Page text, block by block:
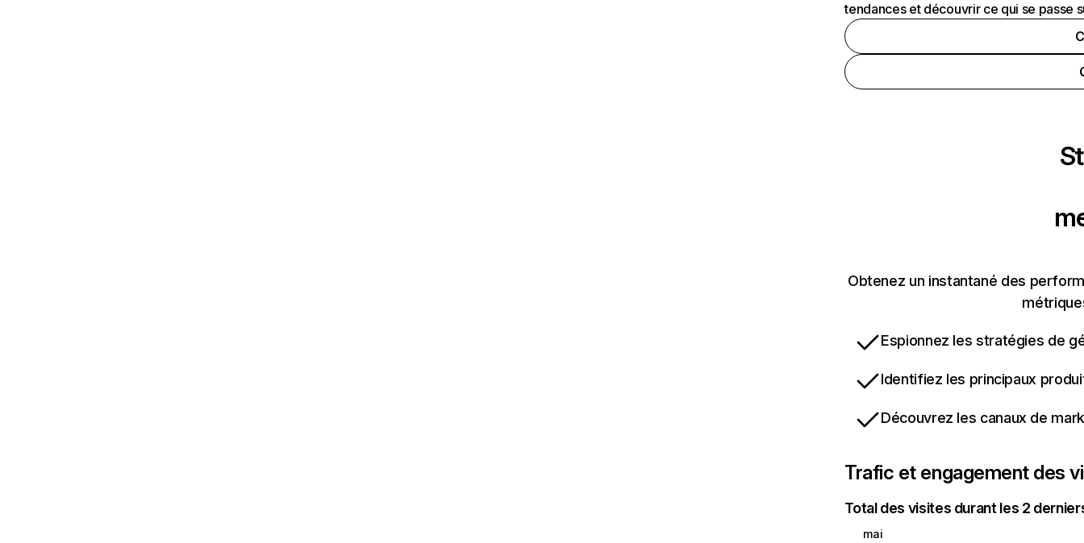
tendances et découvrir ce qui se passe
Obtenez un instantané des
Espionnez les stratégies de
Identifiez les principaux
Découvrez les canaux de
Trafic et engagement des
Total des visites durant les 2
mai